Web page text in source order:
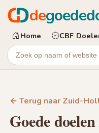
de
Home CBF
← Terug naar Zuid-
Goede